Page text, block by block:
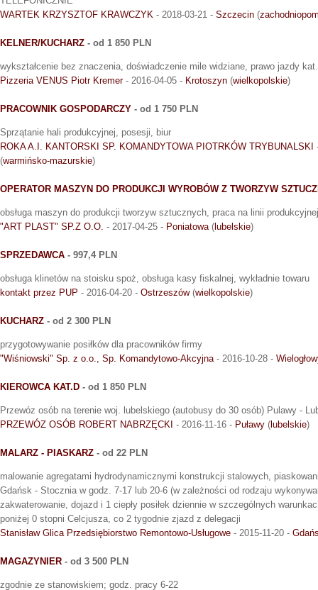
WARTEK KRZYSZTOF KRAWCZYK - 2018-03-21 - Szczecin (
KELNER/KUCHARZ - od 1 850 PLN
wykształcenie bez znaczenia, doświadczenie mile widziane, prawo jazdy
Pizzeria VENUS Piotr Kremer- 2016-04-05 - Krotoszyn (wielkopolskie)
PRACOWNIK GOSPODARCZY - od 1 750 PLN
Sprzątanie hali produkcyjnej, posesji, biur
ROKA A.I. KANTORSKI SP. KOMANDYTOWA PIOTRKÓW TRYBUNALSKI
(warmińsko-mazurskie)
OPERATOR MASZYN DO PRODUKCJI WYROBÓW Z TWORZYW
obsługa maszyn do produkcji tworzyw sztucznych, praca na linii
"ART PLAST" SP.Z O.O. - 2017-04-25 - Poniatowa( lubelskie)
SPRZEDAWCA - 997,4 PLN
obsługa klinetów na stoisku spoż, obsługa kasy fiskalnej, wykładnie towaru
kontakt przez PUP - 2016-04-20 - Ostrzeszów(wielkopolskie)
KUCHARZ - od 2 300 PLN
przygotowywanie posiłków dla pracowników firmy
"Wiśniowski" Sp. z o.o., Sp. Komandytowo-Akcyjna- 2016-10-28 -
KIEROWCA KAT.D - od 1 850 PLN
Przewóz osób na terenie woj. lubelskiego (autobusy do 30 osób) Pulawy -
PRZEWÓZ OSÓB ROBERT NABRZĘCKI - 2016-11-16 - Puławy ( lubelskie)
MALARZ - PIASKARZ - od 22 PLN
malowanie agregatami hydrodynamicznymi konstrukcji stalowych,
Gdańsk - Stocznia w godz. 7-17 lub 20-6 (w zależności od rodzaju
zakwaterowanie, dojazd i 1 ciepły posiłek dziennie w szczególnych
poniżej 0 stopni Celcjusza, co 2 tygodnie zjazd z delegacji
Stanisław Glica Przedsiębiorstwo Remontowo-Usługowe - 2015-11-20 -
MAGAZYNIER - od 3 500 PLN
zgodnie ze stanowiskiem; godz. pracy 6-22